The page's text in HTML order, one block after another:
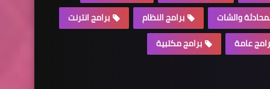
والشات
برامج النظام
برامج انترنت
عامة
برامج مكتبية